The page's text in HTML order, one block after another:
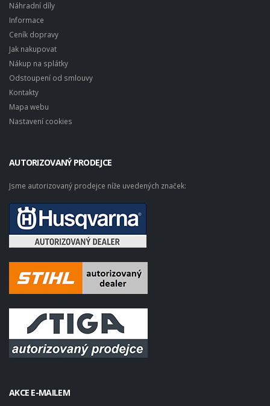
Náhradní díly
Informace
Ceník dopravy
Jak nakupovat
Nákup na splátky
Odstoupení od smlouvy
Kontakty
Mapa webu
Nastavení cookies
AUTORIZOVANÝ PRODEJCE
Jsme autorizovaný prodejce níže uvedených značek:
AKCE E-MAILEM